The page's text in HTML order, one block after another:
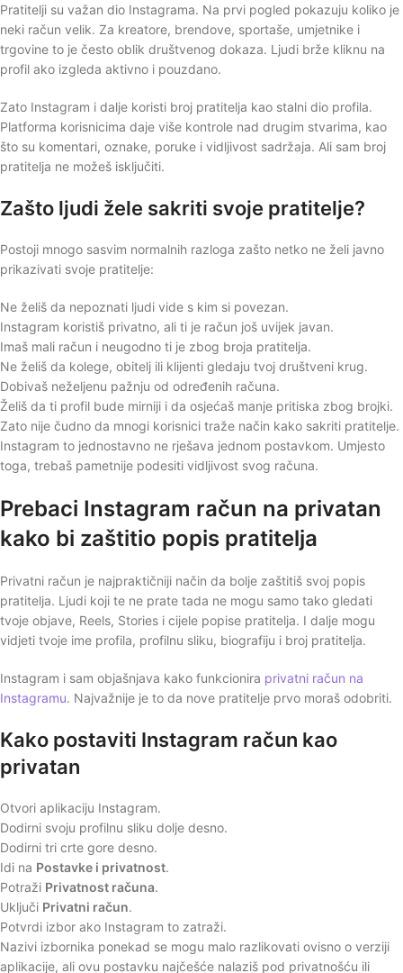
Pratitelji su važan dio Instagrama. Na prvi pogled pokazuju koliko je
neki račun velik. Za kreatore, brendove, sportaše, umjetnike i
trgovine to je često oblik društvenog dokaza. Ljudi brže kliknu na
profil ako izgleda aktivno i pouzdano.
Zato Instagram i dalje koristi broj pratitelja kao stalni dio profila.
Platforma korisnicima daje više kontrole nad drugim stvarima, kao
što su komentari, oznake, poruke i vidljivost sadržaja. Ali sam broj
pratitelja ne možeš isključiti.
Zašto ljudi žele sakriti svoje pratitelje?
Postoji mnogo sasvim normalnih razloga zašto netko ne želi javno
prikazivati svoje pratitelje:
Ne želiš da nepoznati ljudi vide s kim si povezan.
Instagram koristiš privatno, ali ti je račun još uvijek javan.
Imaš mali račun i neugodno ti je zbog broja pratitelja.
Ne želiš da kolege, obitelj ili klijenti gledaju tvoj društveni krug.
Dobivaš neželjenu pažnju od određenih računa.
Želiš da ti profil bude mirniji i da osjećaš manje pritiska zbog brojki.
Zato nije čudno da mnogi korisnici traže način kako sakriti pratitelje.
Instagram to jednostavno ne rješava jednom postavkom. Umjesto
toga, trebaš pametnije podesiti vidljivost svog računa.
Prebaci Instagram račun na privatan
kako bi zaštitio popis pratitelja
Privatni račun je najpraktičniji način da bolje zaštitiš svoj popis
pratitelja. Ljudi koji te ne prate tada ne mogu samo tako gledati
tvoje objave, Reels, Stories i cijele popise pratitelja. I dalje mogu
vidjeti tvoje ime profila, profilnu sliku, biografiju i broj pratitelja.
Instagram i sam objašnjava kako funkcionira privatni račun na
Instagramu. Najvažnije je to da nove pratitelje prvo moraš odobriti.
Kako postaviti Instagram račun kao
privatan
Otvori aplikaciju Instagram.
Dodirni svoju profilnu sliku dolje desno.
Dodirni tri crte gore desno.
Idi na Postavke i privatnost.
Potraži Privatnost računa.
Uključi Privatni račun.
Potvrdi izbor ako Instagram to zatraži.
Nazivi izbornika ponekad se mogu malo razlikovati ovisno o verziji
aplikacije, ali ovu postavku najčešće nalaziš pod privatnošću ili